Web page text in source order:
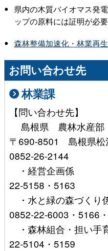
県内の木質バイオマス発
ップの原料には証明が必
森林整備加速化・林業再
お問い合わせ先
林業課
【問い合わせ先】
島根県 農林水産
〒690-8501 島根県松
0852-26-2144
・経営企画
22-5158・5163
・水と緑の森づく
0852-22-6003・5166
・森林組合・担
22-5104・5159